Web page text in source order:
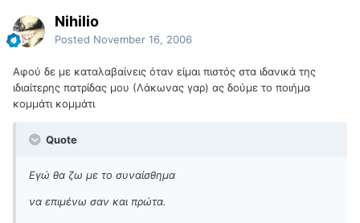
Nihilio
Posted November 16, 2006
Αφού δε με καταλαβαίνεις όταν είμαι πιστός στα ιδανικά της
ιδιαίτερης πατρίδας μου (Λάκωνας γαρ) ας δούμε το ποιήμα
κομμάτι κομμάτι
Quote
Εγώ θα ζω με το συναίσθημα
να επιμένω σαν και πρώτα.